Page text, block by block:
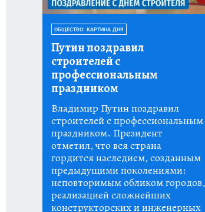
ОБЩЕСТВО: КАРТИНА ДНЯ
Путин поздравил
строителей с
профессиональным
праздником
Владимир Путин поздравил
строителей с профессиональным
праздником. Президент
отметил, что вся страна
гордится наследием, созданным
предыдущими поколениями:
неповторимым обликом городов,
реализацией сложнейших
конструкторских и инженерных